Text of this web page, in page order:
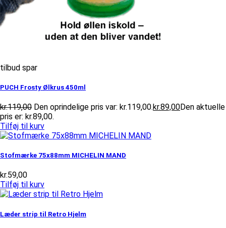
tilbud spar
PUCH Frosty Ølkrus 450ml
kr.119,00 Den oprindelige pris var: kr.119,00.kr.89,00Den aktuelle
pris er: kr.89,00.
Tilføj til kurv
Stofmærke 75x88mm MICHELIN MAND
kr.59,00
Tilføj til kurv
Læder strip til Retro Hjelm